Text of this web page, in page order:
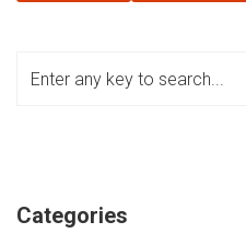
Categories